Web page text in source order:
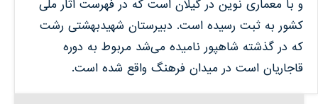
و با معماری‌ نوین‌ در گیلان‌ است که‌ در فهرست‌ آثار ملی‌
کشور به‌ ثبت‌ رسیده‌ است‌. دبیرستان شهیدبهشتی رشت
که در گذشته شاهپور نامیده می‌شد مربوط به دوره
قاجاریان است در میدان فرهنگ واقع شده است.